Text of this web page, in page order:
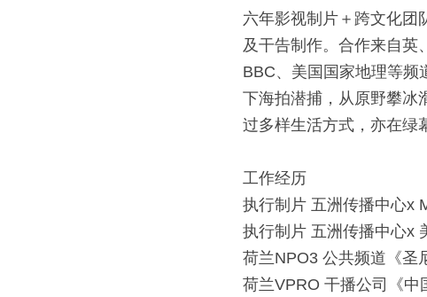
六年影视制⽚＋跨⽂化团
及⼲告制作。合作来⾃英
BBC、美国国家地理等频
下海拍潜捕，从原野攀冰
过多样⽣活⽅式，亦在绿
⼯作经历
执⾏制⽚ 五洲传播中⼼x
执⾏制⽚ 五洲传播中⼼x
荷兰NPO3 公共频道《圣
荷兰VPRO ⼲播公司《中